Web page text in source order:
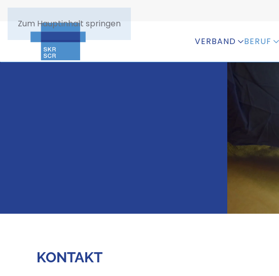
Zum Hauptinhalt springen
VERBAND BERUF
KONTAKT